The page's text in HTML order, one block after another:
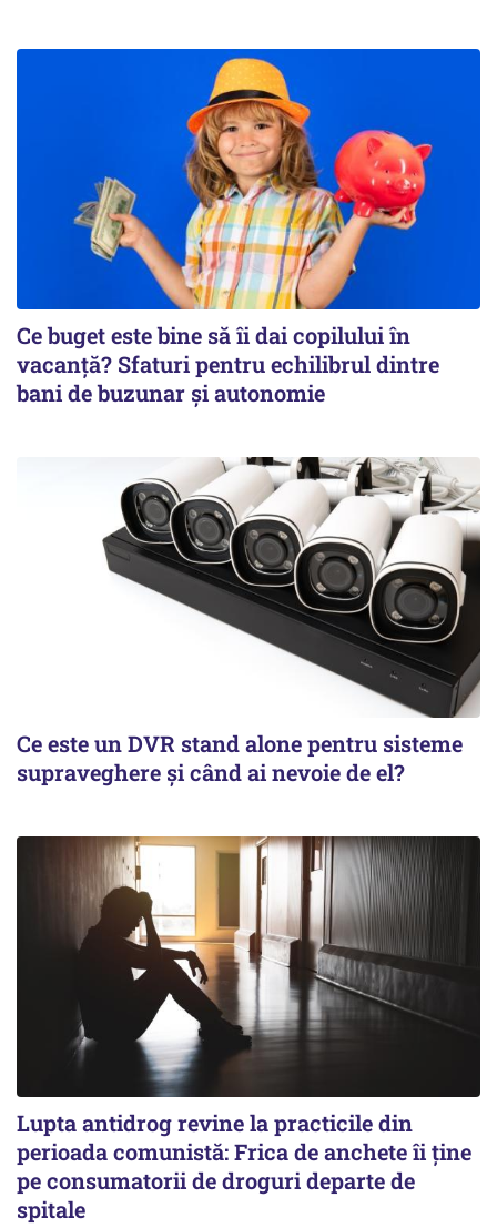
Ce buget este bine să îi dai copilului în
vacanță? Sfaturi pentru echilibrul dintre
bani de buzunar și autonomie
Ce este un DVR stand alone pentru sisteme
supraveghere și când ai nevoie de el?
Lupta antidrog revine la practicile din
perioada comunistă: Frica de anchete îi ține
pe consumatorii de droguri departe de
spitale